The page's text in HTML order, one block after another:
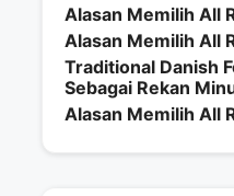
Alasan Memilih All
Alasan Memilih All
Traditional Danish
Sebagai Rekan
Alasan Memilih All